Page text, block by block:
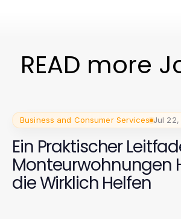
READ more
Business and Consumer Services Jul 22,
Ein Praktischer
Monteurwohnungen
die Wirklich Helfen